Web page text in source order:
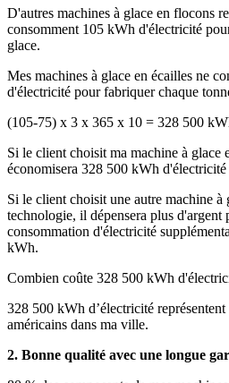
D'autres machines à glace en flocons
consomment 105 kWh d'électricité
glace.
Mes machines à glace en écailles ne
d'électricité pour fabriquer chaque
(105-75) x 3 x 365 x 10 = 328 500
Si le client choisit ma machine à glace
économisera 328 500 kWh d'électricité
Si le client choisit une autre machine à
technologie, il dépensera plus d'argent
consommation d'électricité
kWh.
Combien coûte 328 500 kWh
328 500 kWh d’électricité
américains dans ma ville.
2. Bonne qualité avec une longue